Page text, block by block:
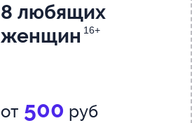
8 любящих
женщин 16+
от 500 руб